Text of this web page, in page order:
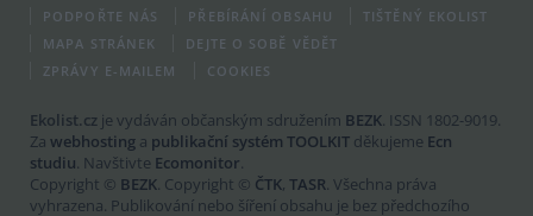
PODPOŘTE NÁS
PŘEBÍRÁNÍ OBSAHU
TIŠTĚNÝ EKOLIST
MAPA STRÁNEK
DEJTE O SOBĚ VĚDĚT
ZPRÁVY E-MAILEM
COOKIES
Ekolist.cz je vydáván občanským sdružením BEZK. ISSN 1802-9019.
Za webhosting a publikační systém TOOLKIT děkujeme Ecn
studiu. Navštivte Ecomonitor.
Copyright © BEZK. Copyright © ČTK, TASR. Všechna práva
vyhrazena. Publikování nebo šíření obsahu je bez předchozího